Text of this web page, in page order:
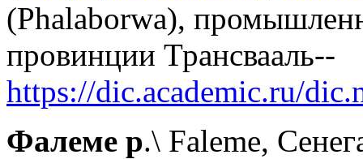
(Phalaborwa),
провинции Трансвааль--
https://dic.academic.ru/
Фалеме р.\ Faleme,